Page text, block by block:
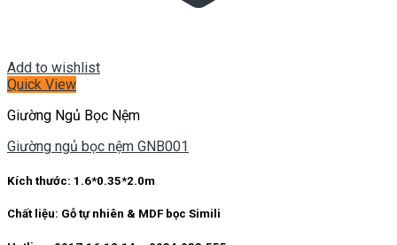
Add to wishlist
Quick View
Giường Ngủ Bọc Nệm
Giường ngủ bọc nệm GNB001
Kích thước: 1.6*0.35*2.0m
Chất liệu: Gỗ tự nhiên & MDF bọc Simili